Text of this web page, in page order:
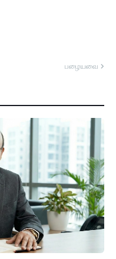
பழையவை